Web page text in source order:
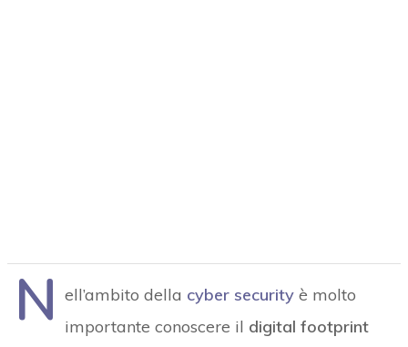
N ell’ambito della cyber securityè molto
importante conoscere il digital footprint